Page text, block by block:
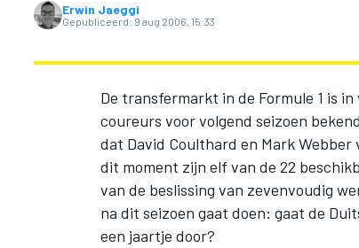
Erwin Jaeggi
Gepubliceerd: 9 aug 2006, 15:33
De transfermarkt in de Formule 1 is
coureurs voor volgend seizoen
dat David Coulthard en Mark
dit moment zijn elf van de 22
van de beslissing van zevenvoudig
na dit seizoen gaat doen: gaat de
een jaartje door?